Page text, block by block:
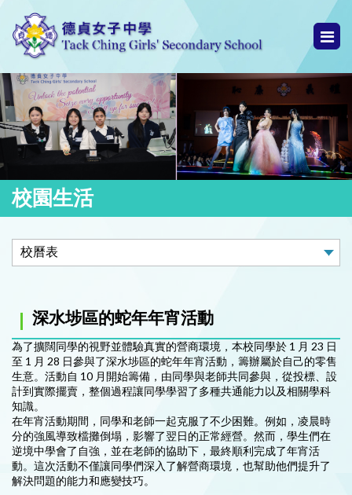
校園生活
深水埗區的蛇年年宵活動
為了擴闊同學的視野並體驗真實的營商環境，本校同學於 1 月 23 日
至 1 月 28 日參與了深水埗區的蛇年年宵活動，籌辦屬於自己的零售
生意。活動自 10 月開始籌備，由同學與老師共同參與，從投標、設
計到實際擺賣，整個過程讓同學學習了多種共通能力以及相關學科
知識。
在年宵活動期間，同學和老師一起克服了不少困難。例如，凌晨時
分的強風導致檔攤倒塌，影響了翌日的正常經營。然而，學生們在
逆境中學會了自強，並在老師的協助下，最終順利完成了年宵活
動。這次活動不僅讓同學們深入了解營商環境，也幫助他們提升了
解決問題的能力和應變技巧。